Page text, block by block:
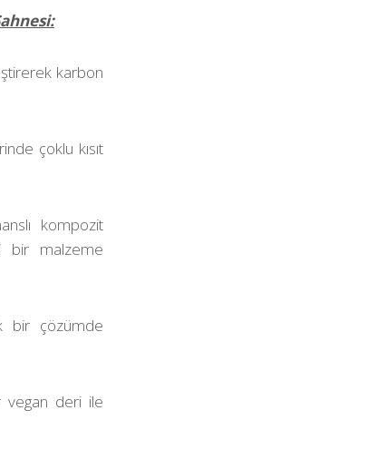
karbon
çoklu kısıt
kompozit
bir malzeme
bir çözümde
vegan deri ile